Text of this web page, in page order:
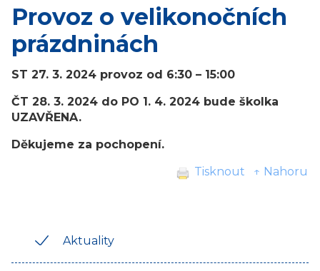
Provoz o velikonočních
prázdninách
ST 27. 3. 2024 provoz od 6:30 – 15:00
ČT 28. 3. 2024 do PO 1. 4. 2024 bude školka
UZAVŘENA.
Děkujeme za pochopení.
Tisknout
↑ Nahoru
Aktuality